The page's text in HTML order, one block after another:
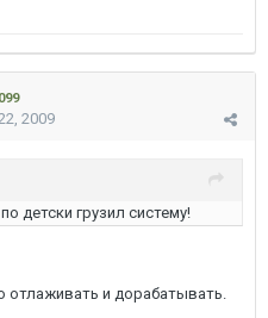
2009
детски грузил систему!
отлаживать и дорабатывать.